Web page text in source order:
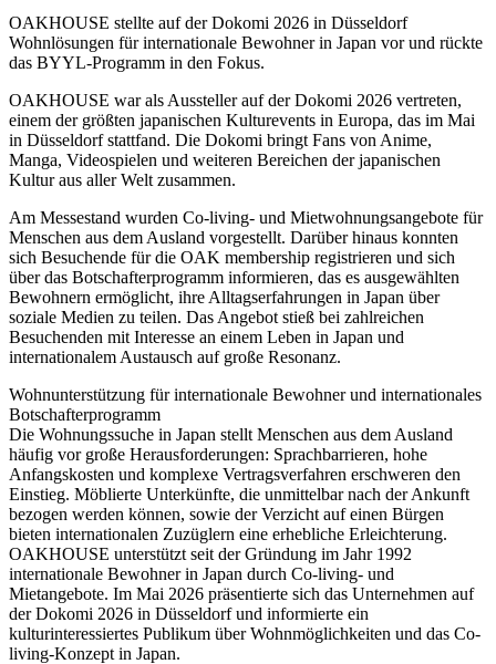
OAKHOUSE stellte auf der Dokomi 2026 in Düsseldorf
Wohnlösungen für internationale Bewohner in Japan vor und rückte
das BYYL-Programm in den Fokus.
OAKHOUSE war als Aussteller auf der Dokomi 2026 vertreten,
einem der größten japanischen Kulturevents in Europa, das im Mai
in Düsseldorf stattfand. Die Dokomi bringt Fans von Anime,
Manga, Videospielen und weiteren Bereichen der japanischen
Kultur aus aller Welt zusammen.
Am Messestand wurden Co-living- und Mietwohnungsangebote für
Menschen aus dem Ausland vorgestellt. Darüber hinaus konnten
sich Besuchende für die OAK membership registrieren und sich
über das Botschafterprogramm informieren, das es ausgewählten
Bewohnern ermöglicht, ihre Alltagserfahrungen in Japan über
soziale Medien zu teilen. Das Angebot stieß bei zahlreichen
Besuchenden mit Interesse an einem Leben in Japan und
internationalem Austausch auf große Resonanz.
Wohnunterstützung für internationale Bewohner und internationales
Botschafterprogramm
Die Wohnungssuche in Japan stellt Menschen aus dem Ausland
häufig vor große Herausforderungen: Sprachbarrieren, hohe
Anfangskosten und komplexe Vertragsverfahren erschweren den
Einstieg. Möblierte Unterkünfte, die unmittelbar nach der Ankunft
bezogen werden können, sowie der Verzicht auf einen Bürgen
bieten internationalen Zuzüglern eine erhebliche Erleichterung.
OAKHOUSE unterstützt seit der Gründung im Jahr 1992
internationale Bewohner in Japan durch Co-living- und
Mietangebote. Im Mai 2026 präsentierte sich das Unternehmen auf
der Dokomi 2026 in Düsseldorf und informierte ein
kulturinteressiertes Publikum über Wohnmöglichkeiten und das Co-
living-Konzept in Japan.